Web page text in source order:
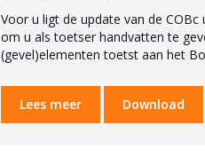
Voor u ligt de update van de
om u als toetser handvatten te
(gevel)elementen toetst aan het
Lees meer Download